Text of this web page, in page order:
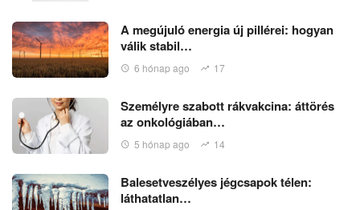
A megújuló energia új pillérei: hogyan
válik stabil…
6 hónap ago 17
Személyre szabott rákvakcina: áttörés
az onkológiában…
5 hónap ago 14
Balesetveszélyes jégcsapok télen:
láthatatlan…